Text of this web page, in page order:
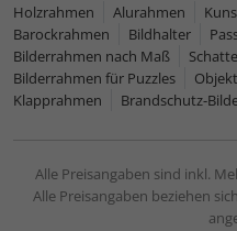
Holzrahmen Alurahmen
Barockrahmen
Bildhalter
Bilderrahmen nach Maß
Bilderrahmen für Puzzles
Klapprahmen
Brandschutz-
Alle Preisangaben sind inkl.
Alle Preisangaben beziehen